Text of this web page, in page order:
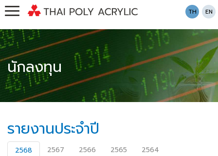
TH EN
นักลงทุน
รายงานประจำปี
2568 2567 2566 2565 2564